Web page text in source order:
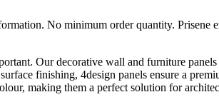
No minimum order quantity. Prisene
Our decorative wall and furniture panels
finishing, 4design panels ensure a
making them a perfect solution for